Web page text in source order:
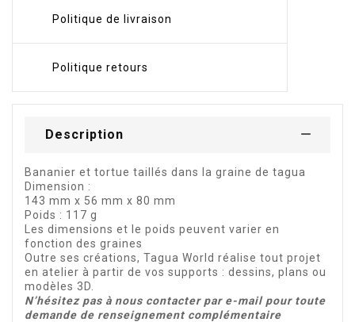
Politique de livraison
Politique retours
Description
Bananier et tortue taillés dans la graine de tagua
Dimension :
143 mm x 56 mm x 80 mm
Poids : 117 g
Les dimensions et le poids peuvent varier en
fonction des graines
Outre ses créations, Tagua World réalise tout projet
en atelier à partir de vos supports : dessins, plans ou
modèles 3D.
N’hésitez pas à nous contacter par e-mail pour toute
demande de renseignement complémentaire